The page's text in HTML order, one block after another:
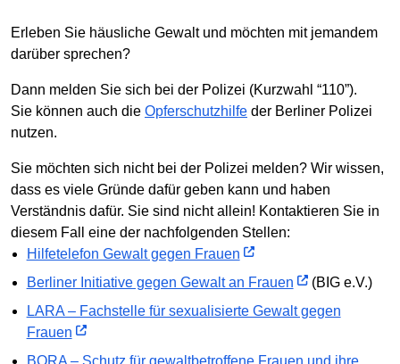
Erleben Sie häusliche Gewalt und möchten mit jemandem
darüber sprechen?
Dann melden Sie sich bei der Polizei (Kurzwahl “110”).
Sie können auch die Opferschutzhilfe der Berliner Polizei
nutzen.
Sie möchten sich nicht bei der Polizei melden? Wir wissen,
dass es viele Gründe dafür geben kann und haben
Verständnis dafür. Sie sind nicht allein! Kontaktieren Sie in
diesem Fall eine der nachfolgenden Stellen:
Hilfetelefon Gewalt gegen Frauen
Berliner Initiative gegen Gewalt an Frauen
(BIG e.V.)
LARA – Fachstelle für sexualisierte Gewalt gegen
Frauen
BORA – Schutz für gewaltbetroffene Frauen und ihre